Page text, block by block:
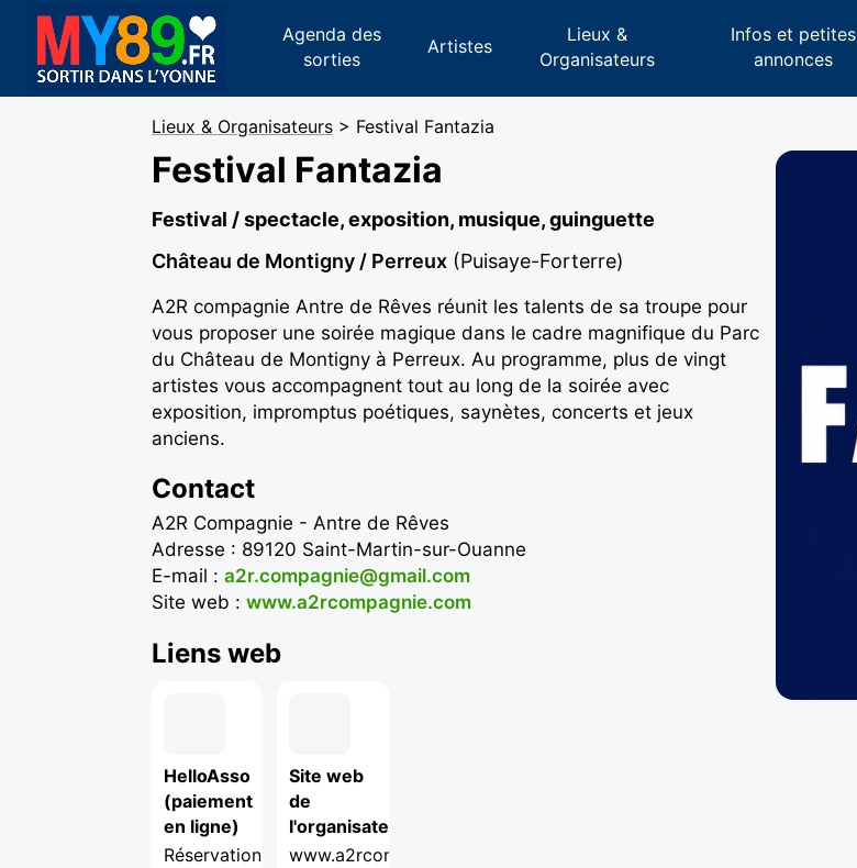
Agenda des
sorties
Artistes
Lieux &
Organisateurs
Infos et petites
annonces
Lieux & Organisateurs > Festival Fantazia
Festival Fantazia
Festival / spectacle, exposition, musique, guinguette
Château de Montigny / Perreux (Puisaye-Forterre)
A2R compagnie Antre de Rêves réunit les talents de sa troupe pour
vous proposer une soirée magique dans le cadre magnifique du Parc
du Château de Montigny à Perreux. Au programme, plus de vingt
artistes vous accompagnent tout au long de la soirée avec
exposition, impromptus poétiques, saynètes, concerts et jeux
anciens.
Contact
A2R Compagnie - Antre de Rêves
Adresse : 89120 Saint-Martin-sur-Ouanne
E-mail : a2r.compagnie@gmail.com
Site web : www.a2rcompagnie.com
Liens web
HelloAsso
(paiement
en ligne)
Réservation
Site web
de
l'organisateur
www.a2rcompagnie.com